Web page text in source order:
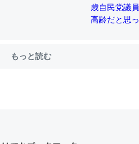
もっと読む